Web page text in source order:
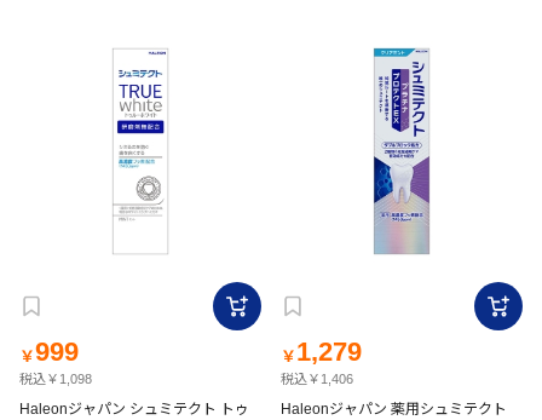
￥999
税込￥1,098
Haleonジャパン シュミテクト トゥ
￥ 1,279
税込￥1,406
Haleonジャパン 薬用シュミテクト